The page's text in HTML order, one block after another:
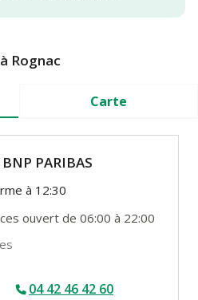
Rognac
Carte
PARIBAS
à 12:30
ouvert de 06:00 à 22:00
04 42 46 42 60